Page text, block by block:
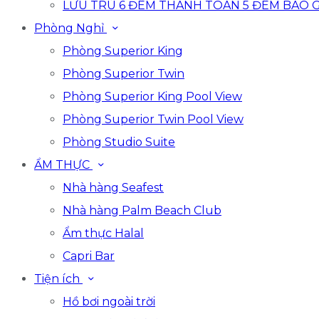
LƯU TRÚ 6 ĐÊM THANH TOÁN 5 ĐÊM BAO
Phòng Nghỉ
Phòng Superior King
Phòng Superior Twin
Phòng Superior King Pool View
Phòng Superior Twin Pool View
Phòng Studio Suite
ẨM THỰC
Nhà hàng Seafest
Nhà hàng Palm Beach Club
Ẩm thực Halal
Capri Bar
Tiện ích
Hồ bơi ngoài trời